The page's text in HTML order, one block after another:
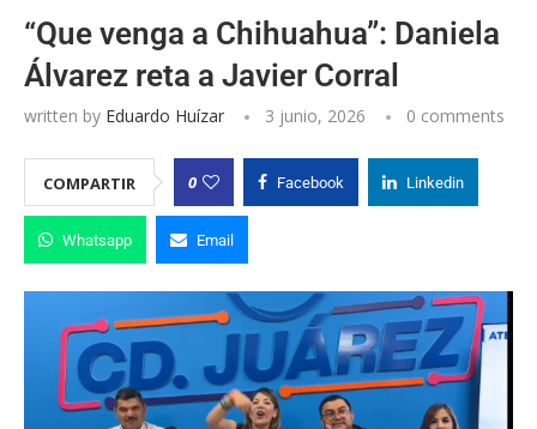
“Que venga a Chihuahua”: Daniela
Álvarez reta a Javier Corral
written by Eduardo Huízar 3 junio, 2026 0 comments
COMPARTIR 0 Facebook Linkedin
Whatsapp Email